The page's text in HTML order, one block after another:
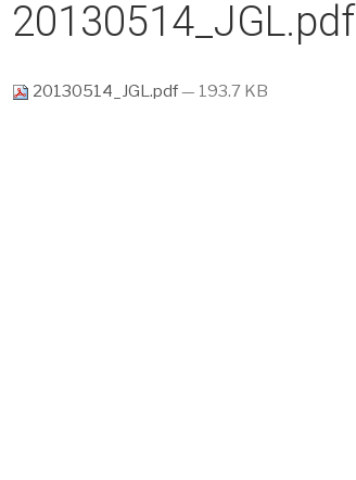
20130514_JGL.pdf
20130514_JGL.pdf— 193.7 KB